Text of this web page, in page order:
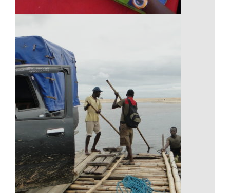
La lecture, un moment de
découverte et de sérieux
Ma description concernant l’image